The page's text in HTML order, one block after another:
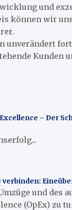
und
können wir
unverändert
Kunden
– Der
und des
(OpEx) zu